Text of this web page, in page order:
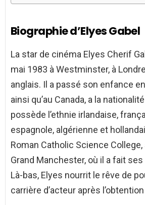
Biographie d’Elyes Gabel
La star de cinéma Elyes Cherif
mai 1983 à Westminster, à
anglais. Il a passé son enfance
ainsi qu’au Canada, a la
possède l’ethnie irlandaise,
espagnole, algérienne et
Roman Catholic Science
Grand Manchester, où il a fait
Là-bas, Elyes nourrit le rêve de
carrière d’acteur après